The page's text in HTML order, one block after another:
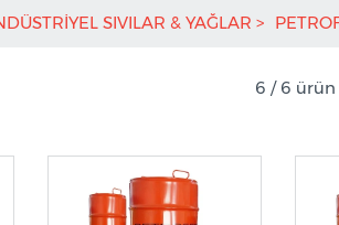
SIVILAR & YAĞLAR
6 / 6